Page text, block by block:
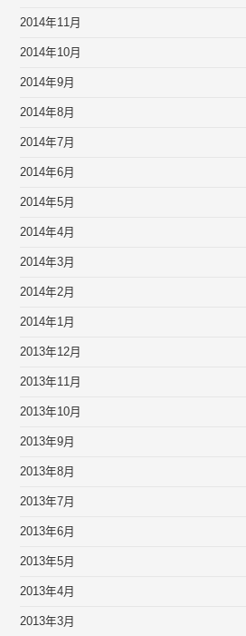
2014年11月
2014年10月
2014年9月
2014年8月
2014年7月
2014年6月
2014年5月
2014年4月
2014年3月
2014年2月
2014年1月
2013年12月
2013年11月
2013年10月
2013年9月
2013年8月
2013年7月
2013年6月
2013年5月
2013年4月
2013年3月